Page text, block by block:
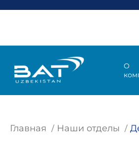
О
Главная Наши отделы